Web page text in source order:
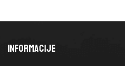
INFORMACIJE